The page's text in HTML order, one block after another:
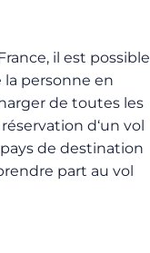
il est possible
la personne en
de toutes les
d‘un vol
de destination
part au vol